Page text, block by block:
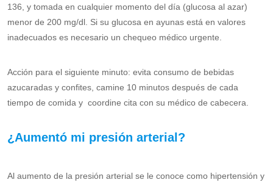
136, y tomada en cualquier momento del día (glucosa al azar)
menor de 200 mg/dl. Si su glucosa en ayunas está en valores
inadecuados es necesario un chequeo médico urgente.
Acción para el siguiente minuto: evita consumo de bebidas
azucaradas y confites, camine 10 minutos después de cada
tiempo de comida y coordine cita con su médico de cabecera.
¿Aumentó mi presión arterial?
Al aumento de la presión arterial se le conoce como hipertensión y